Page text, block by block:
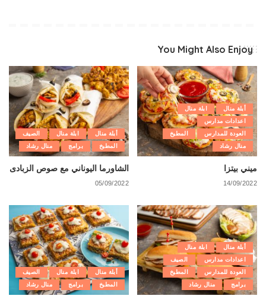
You Might Also Enjoy
أبلة منال
ابلة منال
اعدادات مدارس
العودة للمدارس
المطبخ
منال رشاد
ميني بيتزا
14/09/2022
أبلة منال ابلة منال
الصيف
المطبخ
برامج منال رشاد
الشاورما اليوناني مع صوص الزبادى
05/09/2022
أبلة منال
ابلة منال
اعدادات مدارس
الصيف
العودة للمدارس
المطبخ
برامج
منال رشاد
أبلة منال ابلة منال
الصيف
المطبخ
برامج منال رشاد